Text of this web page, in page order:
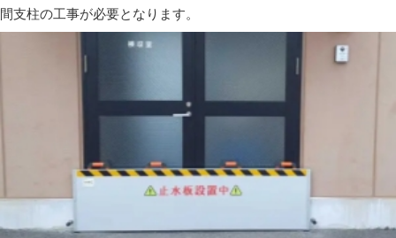
間支柱の工事が必要となります。